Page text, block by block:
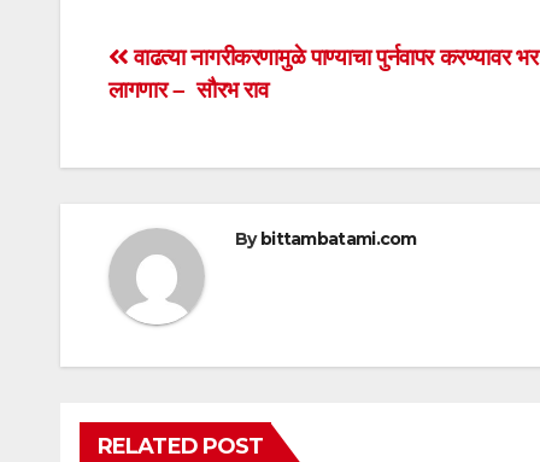
s
A
p
e
b
o
er
e
Post
navigation
वाढत्या नागरीकरणामुळे पाण्याचा पुर्नवापर करण्यावर भर
लागणार – सौरभ राव
Bybittambatami.com
RELATED POST